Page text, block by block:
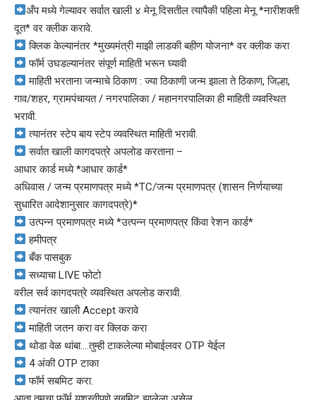
अँप मध्ये गेल्यावर सर्वात खाली ४ मेनू दिसतील त्यापैकी पहिला मेनू *नारीशक्ती
दूत* वर क्लीक करावे.
क्लिक केल्यानंतर *मुख्यमंत्री माझी लाडकी बहीण योजना* वर क्लीक करा
फॉर्म उघडल्यानंतर संपूर्ण माहिती भरून घ्यावी
माहिती भरताना जन्माचे ठिकाण : ज्या ठिकाणी जन्म झाला ते ठिकाण, जिल्हा,
गाव/शहर, ग्रामपंचायत / नगरपालिका / महानगरपालिका ही माहिती व्यवस्थित
भरावी.
त्यानंतर स्टेप बाय स्टेप व्यवस्थित माहिती भरावी.
सर्वात खाली कागदपत्रे अपलोड करताना –
आधार कार्ड मध्ये *आधार कार्ड*
अधिवास / जन्म प्रमाणपत्र मध्ये *TC/जन्म प्रमाणपत्र (शासन निर्णयाच्या
सुधारित आदेशानुसार कागदपत्रे)*
उत्पन्न प्रमाणपत्र मध्ये *उत्पन्न प्रमाणपत्र किंवा रेशन कार्ड*
हमीपत्र
बँक पासबुक
सध्याचा LIVE फोटो
वरील सर्व कागदपत्रे व्यवस्थित अपलोड करावी.
त्यानंतर खाली Accept करावे
माहिती जतन करा वर क्लिक करा
थोडा वेळ थांबा….तुम्ही टाकलेल्या मोबाईलवर OTP येईल
4 अंकी OTP टाका
फॉर्म सबमिट करा.